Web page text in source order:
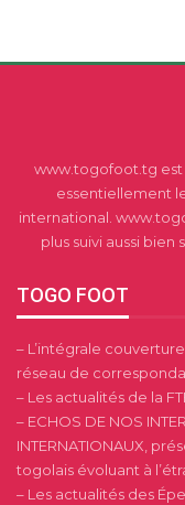
www.togofoot.tg est
essentiellement
international.
plus suivi aussi bien
TOGO FOOT
– L’intégrale
réseau de
– Les actualités de la
– ECHOS DE NOS
INTERNATIONAUX,
togolais évoluant à
– Les actualités des